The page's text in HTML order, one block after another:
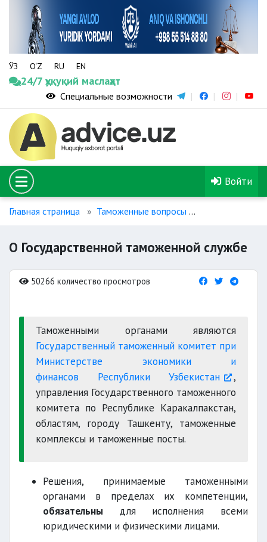
ЎЗ O‘Z RU EN
24/7 ҳуқуқий маслаҳат
Специальные возможности
Войти
Главная страница Таможенные вопросы
О Государственной таможенной службе
50266 количество просмотров
Таможенными органами являются
Государственный таможенный комитет при
Министерстве экономики и
финансов Республики Узбекистан
,
управления Государственного таможенного
комитета по Республике Каракалпакстан,
областям, городу Ташкенту, таможенные
комплексы и таможенные посты.
Решения, принимаемые таможенными
органами в пределах их компетенции,
обязательны для исполнения всеми
юридическими и физическими лицами.